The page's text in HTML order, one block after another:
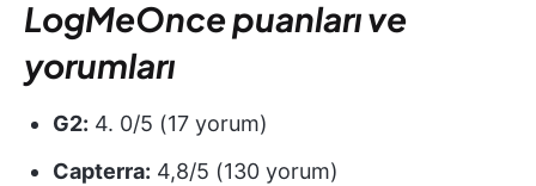
LogMeOnce puanları ve
yorumları
G2: 4. 0/5 (17 yorum)
Capterra: 4,8/5 (130 yorum)